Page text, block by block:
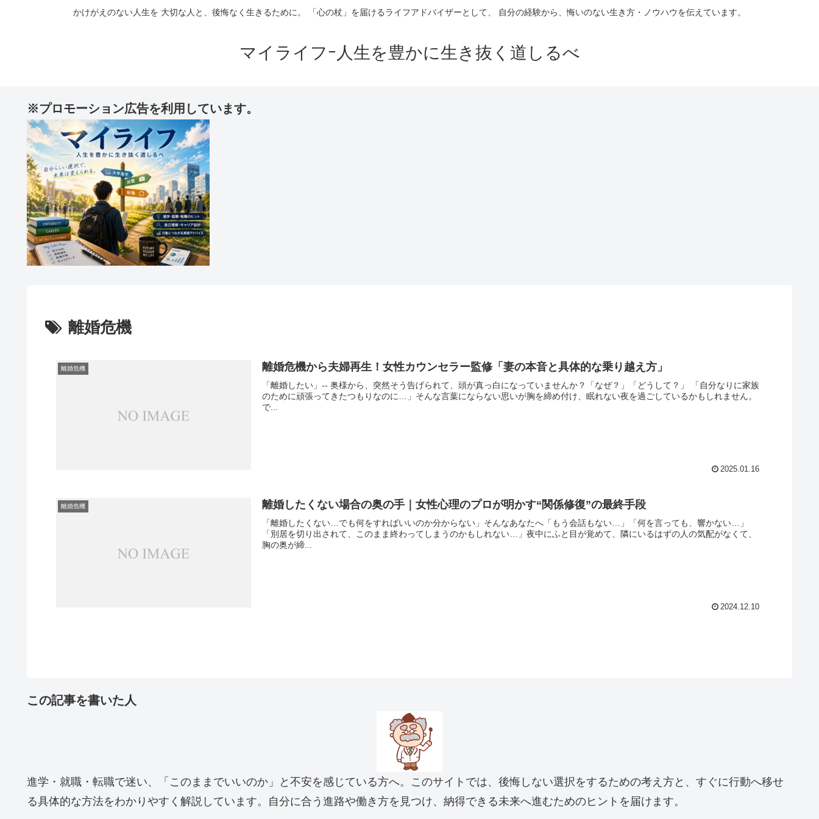
かけがえのない人生を 大切な人と、後悔なく生きるために。 「心の杖」を届けるライフアドバイザーとして、 自分の経験から、悔いのない生き方・ノウハウを伝えています。
マイライフｰ人生を豊かに生き抜く道しるべ
※プロモーション広告を利用しています。
離婚危機
離婚危機 離婚危機から夫婦再生！女性カウンセラー監修「妻の本音と具体的な乗り越え方」
「離婚したい」-- 奥様から、突然そう告げられて、頭が真っ白になっていませんか？「なぜ？」「どうして？」 「自分なりに家族
のために頑張ってきたつもりなのに…」そんな言葉にならない思いが胸を締め付け、眠れない夜を過ごしているかもしれません。
で...
2025.01.16
離婚危機 離婚したくない場合の奥の手｜女性心理のプロが明かす“関係修復”の最終手段
「離婚したくない…でも何をすればいいのか分からない」そんなあなたへ「もう会話もない…」「何を言っても、響かない…」
「別居を切り出されて、このまま終わってしまうのかもしれない…」夜中にふと目が覚めて、隣にいるはずの人の気配がなくて、
胸の奥が締...
2024.12.10
この記事を書いた人
進学・就職・転職で迷い、「このままでいいのか」と不安を感じている方へ。このサイトでは、後悔しない選択をするための考え方と、すぐに行動へ移せ
る具体的な方法をわかりやすく解説しています。自分に合う進路や働き方を見つけ、納得できる未来へ進むためのヒントを届けます。